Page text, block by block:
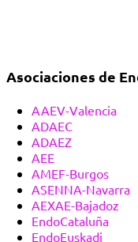
Asociaciones de
AAEV-Valencia
ADAEC
ADAEZ
AEE
AMEF-Burgos
ASENNA-Navarra
AEXAE-Bajadoz
EndoCataluña
EndoEuskadi